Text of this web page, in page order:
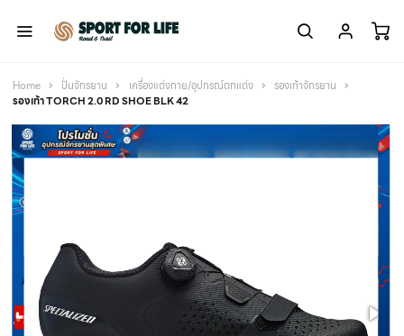
Home ปั่นจักรยาน เครื่องแต่งกาย/อุปกรณ์ตกแต่ง
รองเท้าจักรยาน
รองเท้า TORCH 2.0 RD SHOE BLK 42